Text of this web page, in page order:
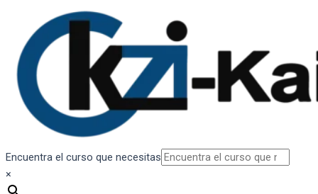
Encuentra el curso que necesitas
×